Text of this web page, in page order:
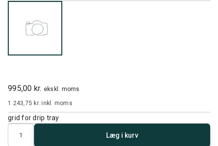
995,00 kr. ekskl. moms
1.243,75 kr.inkl. moms
grid for drip tray
Antal
Læg i kurv